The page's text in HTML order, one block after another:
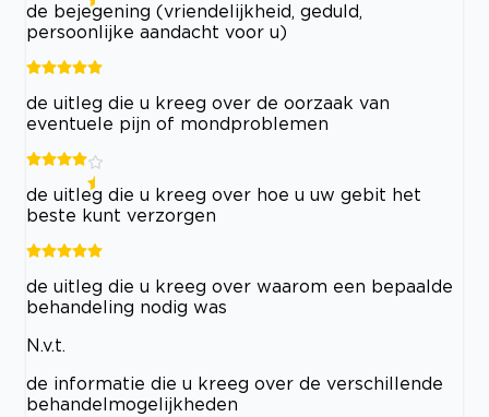
de bejegening (vriendelijkheid, geduld,
persoonlijke aandacht voor u)
de uitleg die u kreeg over de oorzaak van
eventuele pijn of mondproblemen
de uitleg die u kreeg over hoe u uw gebit het
beste kunt verzorgen
de uitleg die u kreeg over waarom een bepaalde
behandeling nodig was
N.v.t.
de informatie die u kreeg over de verschillende
behandelmogelijkheden